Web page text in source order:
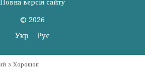
© 2026
Укр Рус
з Хорошоп